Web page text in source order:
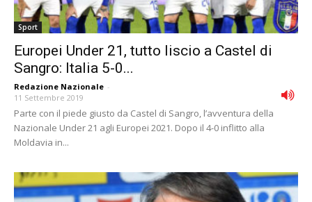
Sport
Europei Under 21, tutto liscio a Castel di
Sangro: Italia 5-0...
Redazione Nazionale -
11 Settembre 2019
Parte con il piede giusto da Castel di Sangro, l’avventura della
Nazionale Under 21 agli Europei 2021. Dopo il 4-0 inflitto alla
Moldavia in...